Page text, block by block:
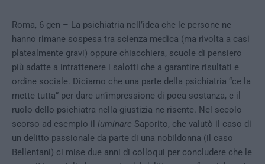
Roma, 6 gen – La psichiatria nell’idea che le persone ne
hanno rimane sospesa tra scienza medica (ma rivolta a casi
platealmente gravi) oppure chiacchiera, scuole di pensiero
più adatte a intrattenere i salotti che a garantire risultati e
ordine sociale. Diciamo che una parte della psichiatria “ce la
mette tutta” per dare un’impressione di poca sostanza, e il
ruolo dello psichiatra nella giustizia ne risente. Nel secolo
scorso ad esempio il luminare Saporito, che valutò il caso di
un delitto passionale da parte di una nobildonna (il caso
Bellentani) ci mise due anni di colloqui per concludere che le